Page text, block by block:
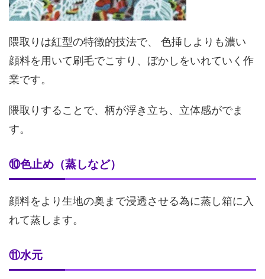
隈取りは紅型の特徴的技法で、 色挿しよりも濃い
顔料を用いて刷毛でこすり、ぼかしをいれていく作
業です。
隈取りすることで、柄が浮き立ち、立体感がでま
す。
⑩色止め（蒸しなど）
顔料をより生地の奥まで浸透させる為に蒸し箱に入
れて蒸します。
⑪水元